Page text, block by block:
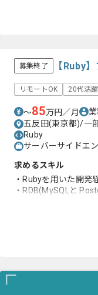
募集終了 【Ruby
リモートOK 20代活
〜85万円／月
五反田(東京都)/一
Ruby
サーバーサイドエ
求めるスキル
・Rubyを用いた開発
・RDB(MySQLと